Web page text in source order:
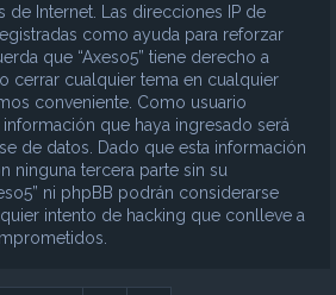
de Internet. Las direcciones IP de
como ayuda para reforzar
que “Axeso5” tiene derecho a
cerrar cualquier tema en cualquier
conveniente. Como usuario
que haya ingresado será
de datos. Dado que esta información
ninguna tercera parte sin su
ni phpBB podrán considerarse
intento de hacking que conlleve a